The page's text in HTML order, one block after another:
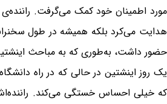
مورد اطمینان خود کمک می‌گرفت. راننده‌ی
هدایت می‌کرد بلکه همیشه در طول
حضور داشت، به‌طوری که به مباحث
یک روز اینشتین در حالی که در راه
که خیلی احساس خستگی می‌کند.